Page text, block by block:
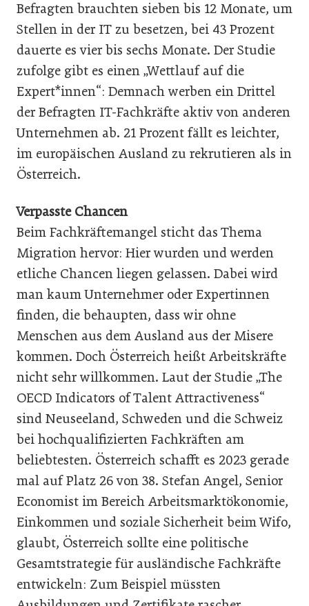
Befragten brauchten sieben bis 12 Monate, um
Stellen in der IT zu besetzen, bei 43 Prozent
dauerte es vier bis sechs Monate. Der Studie
zufolge gibt es einen „Wettlauf auf die
Expert*innen“: Demnach werben ein Drittel
der Befragten IT-Fachkräfte aktiv von anderen
Unternehmen ab. 21 Prozent fällt es leichter,
im europäischen Ausland zu rekrutieren als in
Österreich.
Verpasste Chancen
Beim Fachkräftemangel sticht das Thema
Migration hervor: Hier wurden und werden
etliche Chancen liegen gelassen. Dabei wird
man kaum Unternehmer oder Expertinnen
finden, die behaupten, dass wir ohne
Menschen aus dem Ausland aus der Misere
kommen. Doch Österreich heißt Arbeitskräfte
nicht sehr willkommen. Laut der Studie „The
OECD Indicators of Talent Attractiveness“
sind Neuseeland, Schweden und die Schweiz
bei hochqualifizierten Fachkräften am
beliebtesten. Österreich schafft es 2023 gerade
mal auf Platz 26 von 38. Stefan Angel, Senior
Economist im Bereich Arbeitsmarktökonomie,
Einkommen und soziale Sicherheit beim Wifo,
glaubt, Österreich sollte eine politische
Gesamtstrategie für ausländische Fachkräfte
entwickeln: Zum Beispiel müssten